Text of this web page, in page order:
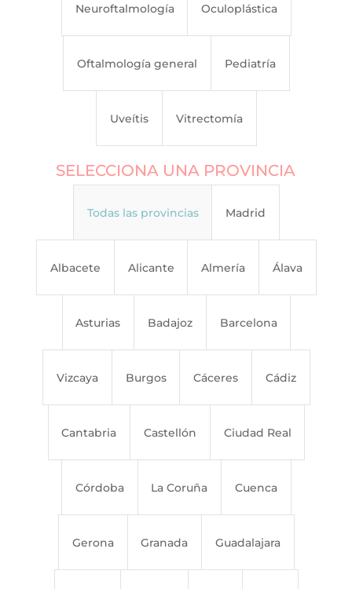
Neuroftalmología Oculoplástica
Oftalmología general Pediatría
Uveítis Vitrectomía
SELECCIONA UNA PROVINCIA
Todas las provincias Madrid
Albacete Alicante Almería Álava
Asturias Badajoz Barcelona
Vizcaya Burgos Cáceres Cádiz
Cantabria Castellón Ciudad Real
Córdoba La Coruña Cuenca
Gerona Granada Guadalajara